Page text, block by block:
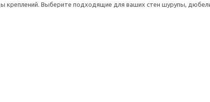
креплений. Выберите подходящие для ваших стен шурупы,